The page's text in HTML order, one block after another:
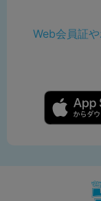
Web会員証